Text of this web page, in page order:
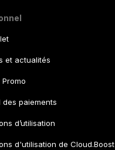
et actualités
des paiements
d’utilisation
d'utilisation de Cloud.Boost